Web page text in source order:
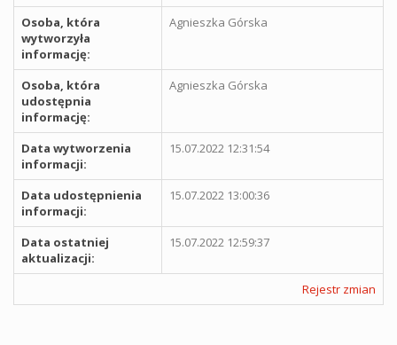
Osoba, która
wytworzyła
informację:
Agnieszka Górska
Osoba, która
udostępnia
informację:
Agnieszka Górska
Data wytworzenia
informacji:
15.07.2022 12:31:54
Data udostępnienia
informacji:
15.07.2022 13:00:36
Data ostatniej
aktualizacji:
15.07.2022 12:59:37
Rejestr zmian